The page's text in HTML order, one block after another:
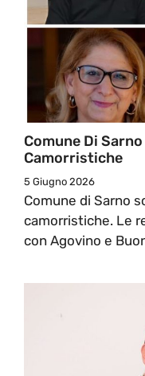
Comune Di
Camorristiche
5 Giugno 2026
Comune di Sarno
camorristiche. Le
con Agovino e